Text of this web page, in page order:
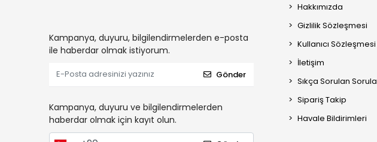
Kampanya, duyuru, bilgilendirmelerden e-posta
ile haberdar olmak istiyorum.
Gönder
Kampanya, duyuru ve bilgilendirmelerden
haberdar olmak için kayıt olun.
Hakkımızda
Gizlilik Sözleşmesi
Kullanıcı Sözleşmesi
İletişim
Sıkça Sorulan
Sipariş Takip
Havale Bildirimleri